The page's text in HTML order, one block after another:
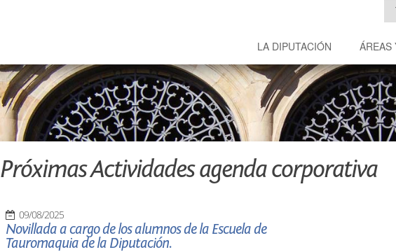
LA DIPUTACIÓN ÁREAS
Próximas Actividades agenda corporativa
09/08/2025
Novillada a cargo de los alumnos de la Escuela de
Tauromaquia de la Diputación.